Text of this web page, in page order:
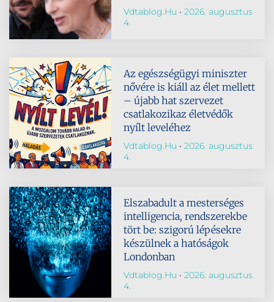
Vdtablog.hu
2026. augusztus
4.
Az egészségügyi miniszter
nővére is kiáll az élet mellett
– újabb hat szervezet
csatlakozikaz életvédők
nyílt leveléhez
Vdtablog.hu
2026. augusztus
4.
Elszabadult a mesterséges
intelligencia, rendszerekbe
tört be: szigorú lépésekre
készülnek a hatóságok
Londonban
Vdtablog.hu
2026. augusztus
4.